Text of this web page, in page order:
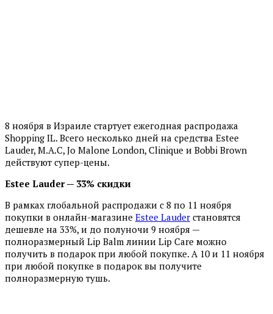
8 ноября в Израиле стартует ежегодная распродажа
Shopping IL. Всего несколько дней на средства Estee
Lauder, М.А.С, Jo Malone London, Clinique и Bobbi Brown
действуют супер-цены.
Estee Lauder — 33% скидки
В рамках глобальной распродажи с 8 по 11 ноября
покупки в онлайн-магазине Estee Lauder становятся
дешевле на 33%, и до полуночи 9 ноября —
полноразмерный Lip Balm линии Lip Care можно
получить в подарок при любой покупке. А 10 и 11 ноября
при любой покупке в подарок вы получите
полноразмерную тушь.